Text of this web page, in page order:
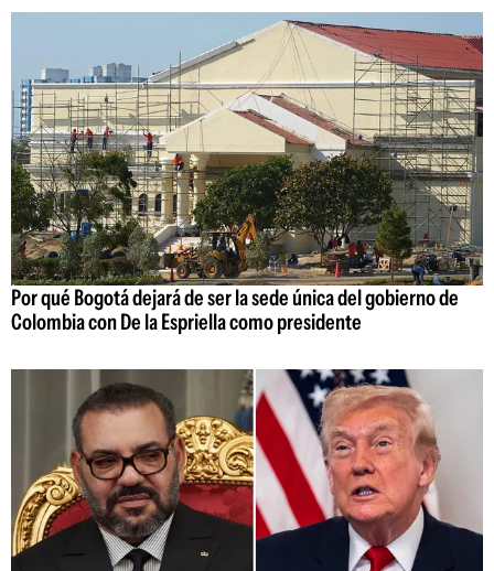
Por qué Bogotá dejará de ser la sede única del gobierno de
Colombia con De la Espriella como presidente